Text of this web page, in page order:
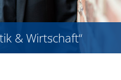
& Wirtschaft“